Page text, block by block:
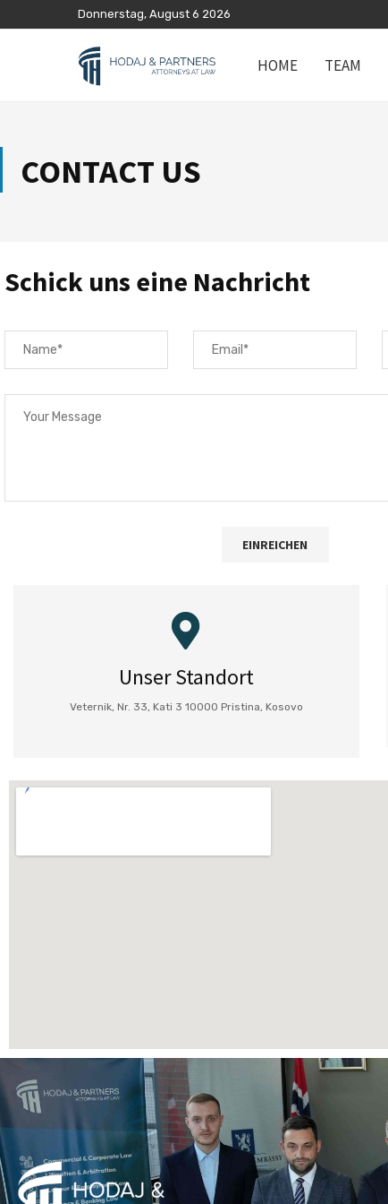
Donnerstag, August 6 2026
HOME TEAM
CONTACT US
Schick uns eine Nachricht
Unser Standort
Veternik, Nr. 33, Kati 3 10000 Pristina, Kosovo